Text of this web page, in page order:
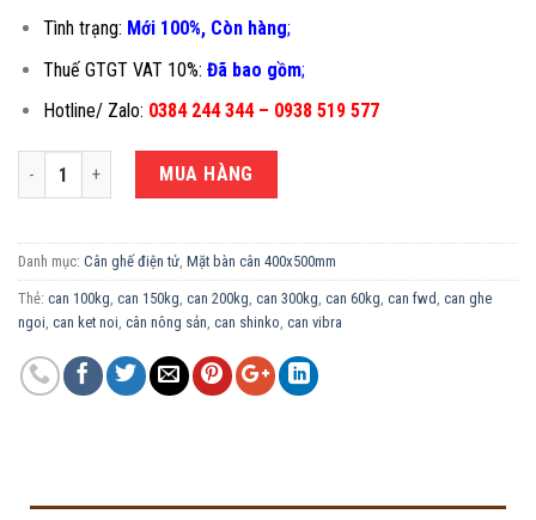
Tình trạng: Mới 100%, Còn hàng;
Thuế GTGT VAT 10%: Đã bao gồm;
Hotline/ Zalo: 0384 244 344 – 0938 519 577
CÂN GHẾ ĐIỆN TỬ 200KG FWD-40X50CM số lượng
MUA HÀNG
Danh mục: Cân ghế điện tử, Mặt bàn cân 400x500mm
Thẻ: can 100kg, can 150kg, can 200kg, can 300kg, can 60kg, can fwd , can ghe
ngoi, can ket noi, cân nông sản, can shinko, can vibra